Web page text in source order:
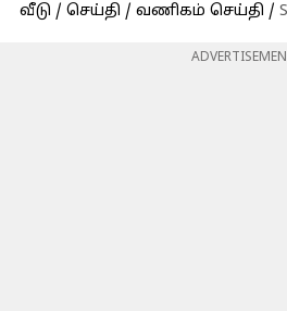
வீடு / செய்தி / வணிகம் செய்தி /